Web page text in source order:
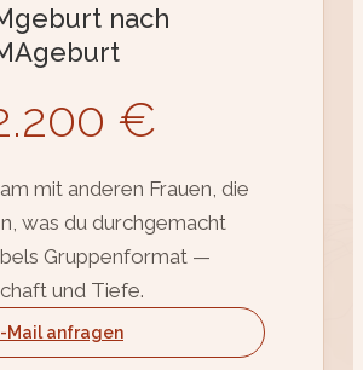
nach
€
mit anderen Frauen, die
was du durchgemacht
Gruppenformat —
und Tiefe.
Mail anfragen